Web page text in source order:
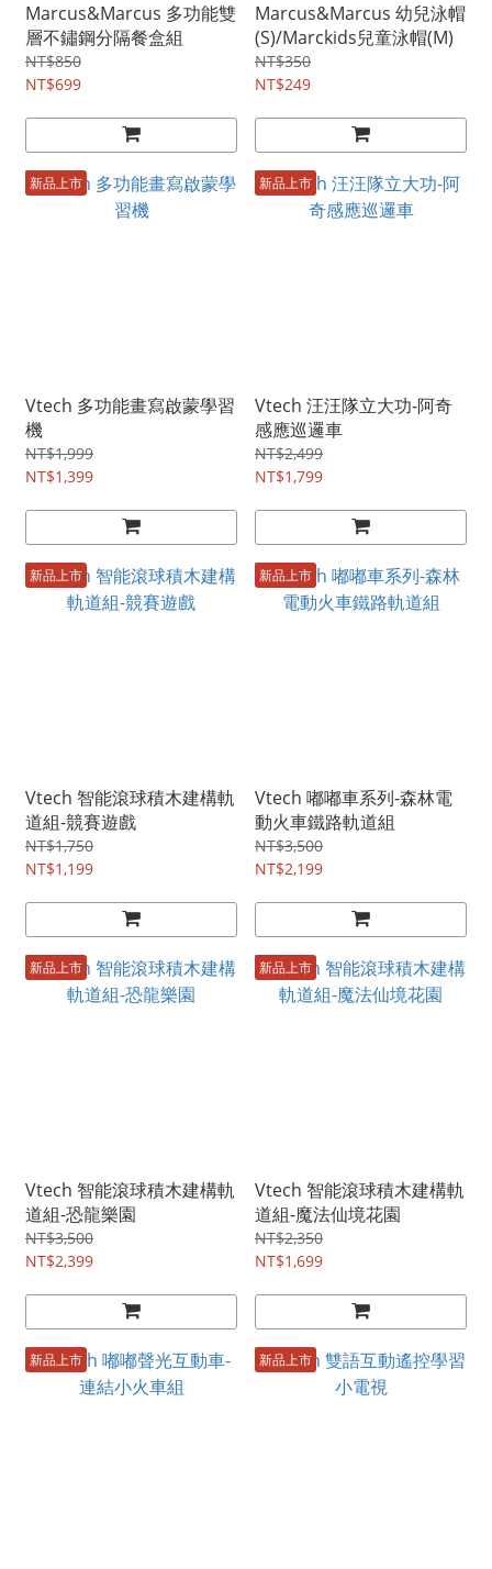
Marcus&Marcus 多功能雙
層不鏽鋼分隔餐盒組
NT$850
NT$699
Marcus&Marcus 幼兒泳帽
(S)/Marckids兒童泳帽(M)
NT$350
NT$249
新品上市
Vtech 多功能畫寫啟蒙學習
機
NT$1,999
NT$1,399
新品上市
Vtech 汪汪隊立大功-阿奇
感應巡邏車
NT$2,499
NT$1,799
新品上市
Vtech 智能滾球積木建構軌
道組-競賽遊戲
NT$1,750
NT$1,199
新品上市
Vtech 嘟嘟車系列-森林電
動火車鐵路軌道組
NT$3,500
NT$2,199
新品上市
Vtech 智能滾球積木建構軌
道組-恐龍樂園
NT$3,500
NT$2,399
新品上市
Vtech 智能滾球積木建構軌
道組-魔法仙境花園
NT$2,350
NT$1,699
新品上市 新品上市